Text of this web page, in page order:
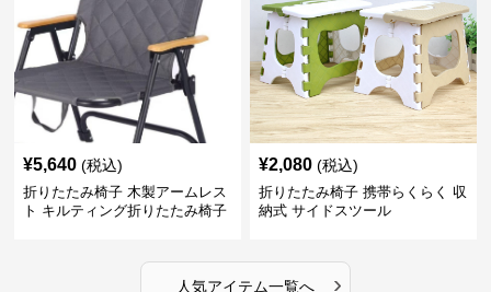
¥5,640 (税込)
折りたたみ椅子 木製アームレス
ト キルティング折りたたみ椅子
¥2,080 (税込)
折りたたみ椅子 携帯らくらく 収
納式 サイドスツール
人気アイテム一覧へ ›